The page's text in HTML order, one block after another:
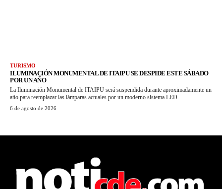
TURISMO
ILUMINACIÓN MONUMENTAL DE ITAIPU SE DESPIDE ESTE SÁBADO
POR UN AÑO
La Iluminación Monumental de ITAIPU será suspendida durante aproximadamente un
año para reemplazar las lámparas actuales por un moderno sistema LED.
6 de agosto de 2026